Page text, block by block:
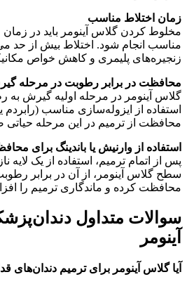
زمان اختلاط مناسب
مخلوط کردن گلاس آینومر باید در
مناسب انجام شود. اختلاط بیش از حد
زنجیره‌های پلیمری و کاهش خواص
محافظت در برابر رطوبت در مرحله
گلاس آینومر در مرحله اولیه گیرش
استفاده از ایزوله‌سازی مناسب (رابردم
محافظت از ترمیم در این مرحله
استفاده از وارنیش یا باندینگ برای
پس از اتمام ترمیم، استفاده از یک لایه
سطح گلاس آینومر، از آن در برابر
محافظت کرده و ماندگاری ترمیم را
سوالات متداول
آینومر
آیا گلاس آینومر برای ترمیم